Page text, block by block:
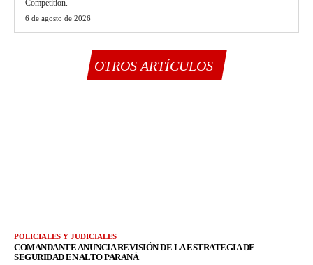
Competition.
6 de agosto de 2026
OTROS ARTÍCULOS
POLICIALES Y JUDICIALES
COMANDANTE ANUNCIA REVISIÓN DE LA ESTRATEGIA DE
SEGURIDAD EN ALTO PARANÁ